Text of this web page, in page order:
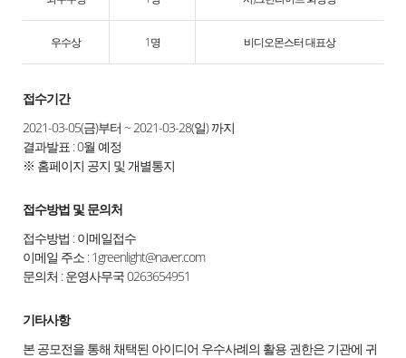
우수상 1명 비디오몬스터 대표상
접수기간
2021-03-05(금)부터 ~ 2021-03-28(일) 까지
결과발표 : 0월 예정
※ 홈페이지 공지 및 개별통지
접수방법 및 문의처
접수방법 : 이메일접수
이메일 주소 : 1greenlight@naver.com
문의처 : 운영사무국 0263654951
기타사항
본 공모전을 통해 채택된 아이디어 우수사례의 활용 권한은 기관에 귀